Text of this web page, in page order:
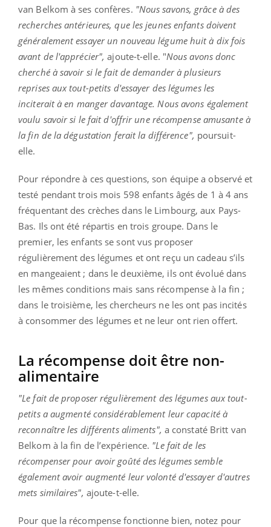
van Belkom à ses confères. "Nous savons, grâce à des
recherches antérieures, que les jeunes enfants doivent
généralement essayer un nouveau légume huit à dix fois
avant de l'apprécier", ajoute-t-elle. "Nous avons donc
cherché à savoir si le fait de demander à plusieurs
reprises aux tout-petits d'essayer des légumes les
inciterait à en manger davantage. Nous avons également
voulu savoir si le fait d'offrir une récompense amusante à
la fin de la dégustation ferait la différence", poursuit-
elle.
Pour répondre à ces questions, son équipe a observé et
testé pendant trois mois 598 enfants âgés de 1 à 4 ans
fréquentant des crèches dans le Limbourg, aux Pays-
Bas. Ils ont été répartis en trois groupe. Dans le
premier, les enfants se sont vus proposer
régulièrement des légumes et ont reçu un cadeau s’ils
en mangeaient ; dans le deuxième, ils ont évolué dans
les mêmes conditions mais sans récompense à la fin ;
dans le troisième, les chercheurs ne les ont pas incités
à consommer des légumes et ne leur ont rien offert.
La récompense doit être non-
alimentaire
"Le fait de proposer régulièrement des légumes aux tout-
petits a augmenté considérablement leur capacité à
reconnaître les différents aliments", a constaté Britt van
Belkom à la fin de l’expérience. "Le fait de les
récompenser pour avoir goûté des légumes semble
également avoir augmenté leur volonté d'essayer d'autres
mets similaires", ajoute-t-elle.
Pour que la récompense fonctionne bien, notez pour